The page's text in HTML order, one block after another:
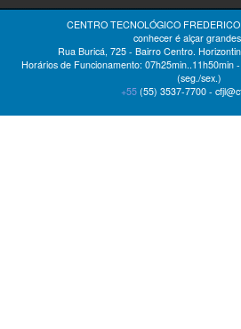
CENTRO TECNOLÓGICO
conhecer é alçar
Rua Buricá, 725 - Bairro Centro.
Horários de Funcionamento: 07h25min..11h50min
(seg./sex.)
+55 (55) 3537-7700 -